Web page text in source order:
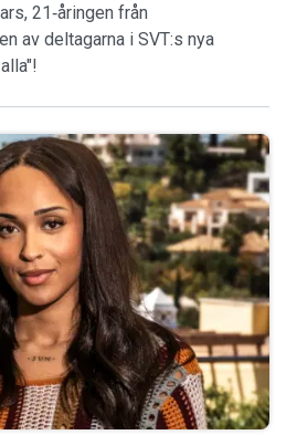
21‑åringen från
av deltagarna i SVT:s nya